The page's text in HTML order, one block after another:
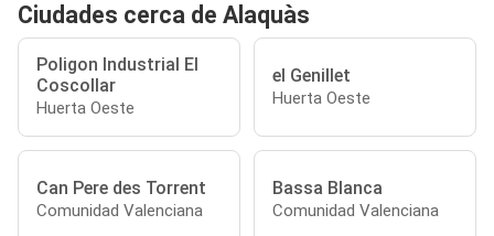
Ciudades cerca de Alaquàs
Poligon Industrial El
Coscollar
Huerta Oeste
el Genillet
Huerta Oeste
Can Pere des Torrent
Comunidad Valenciana
Bassa Blanca
Comunidad Valenciana